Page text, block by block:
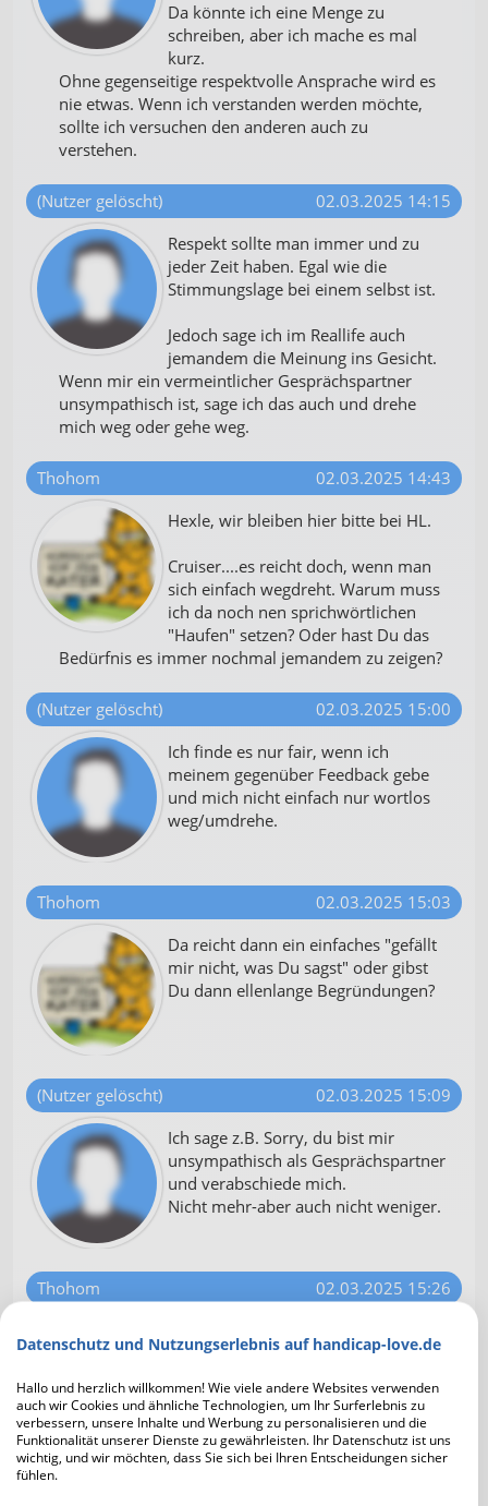
Datenschutz und Nutzungserlebnis auf handicap-love.de
Hallo und herzlich willkommen! Wie viele andere Websites verwenden
auch wir Cookies und ähnliche Technologien, um Ihr Surferlebnis zu
verbessern, unsere Inhalte und Werbung zu personalisieren und die
Funktionalität unserer Dienste zu gewährleisten. Ihr Datenschutz ist uns
wichtig, und wir möchten, dass Sie sich bei Ihren Entscheidungen sicher
fühlen.
Da könnte ich eine Menge zu
schreiben, aber ich mache es mal
kurz.
Ohne gegenseitige respektvolle Ansprache wird es
nie etwas. Wenn ich verstanden werden möchte,
sollte ich versuchen den anderen auch zu
verstehen.
(Nutzer gelöscht)
02.03.2025 14:15
Respekt sollte man immer und zu
jeder Zeit haben. Egal wie die
Stimmungslage bei einem selbst ist.
Jedoch sage ich im Reallife auch
jemandem die Meinung ins Gesicht.
Wenn mir ein vermeintlicher Gesprächspartner
unsympathisch ist, sage ich das auch und drehe
mich weg oder gehe weg.
Thohom
02.03.2025 14:43
Hexle, wir bleiben hier bitte bei HL.
Cruiser....es reicht doch, wenn man
sich einfach wegdreht. Warum muss
ich da noch nen sprichwörtlichen
"Haufen" setzen? Oder hast Du das
Bedürfnis es immer nochmal jemandem zu zeigen?
(Nutzer gelöscht)
02.03.2025 15:00
Ich finde es nur fair, wenn ich
meinem gegenüber Feedback gebe
und mich nicht einfach nur wortlos
weg/umdrehe.
Thohom
02.03.2025 15:03
Da reicht dann ein einfaches "gefällt
mir nicht, was Du sagst" oder gibst
Du dann ellenlange Begründungen?
(Nutzer gelöscht)
02.03.2025 15:09
Ich sage z.B. Sorry, du bist mir
unsympathisch als Gesprächspartner
und verabschiede mich.
Nicht mehr-aber auch nicht weniger.
Thohom
02.03.2025 15:26
und eine Verpflichtung für eine
Die Begründung dient dann m.E. der
Selbstversicherung.
Um mal bei HL zu bleiben, würde ich das mit